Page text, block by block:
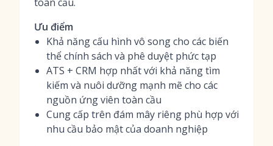
Ưu điểm
Khả năng cấu hình vô song cho các biến
thể chính sách và phê duyệt phức tạp
ATS + CRM hợp nhất với khả năng tìm
kiếm và nuôi dưỡng mạnh mẽ cho các
nguồn ứng viên toàn cầu
Cung cấp trên đám mây riêng phù hợp với
nhu cầu bảo mật của doanh nghiệp